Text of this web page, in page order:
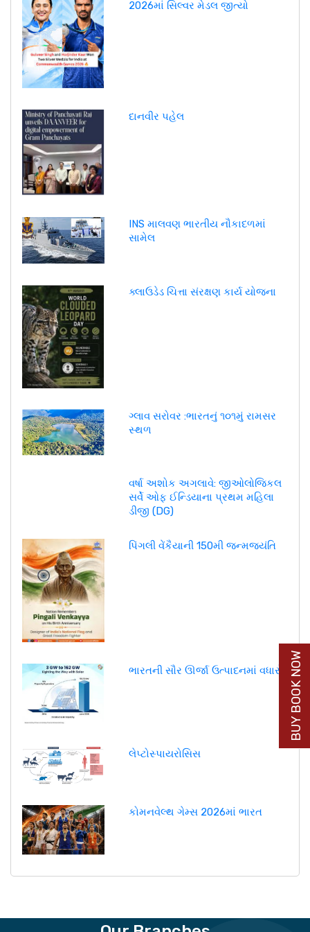
2026માં સિલ્વર મેડલ જીત્યો
દાનવીર પહેલ
INS માલવણ ભારતીય નૌકાદળમાં
સામેલ
ક્લાઉડેડ ચિત્તા સંરક્ષણ કાર્ય યોજના
ગ્લાવ સરોવર :ભારતનું ૧૦૧મું રામસર
સ્થળ
વર્ષા અશોક અગલાવે: જીઓલોજિકલ
સર્વે ઓફ ઈન્ડિયાના પ્રથમ મહિલા
ડીજી (DG)
પિંગલી વેંકૈયાની 150મી જન્મજયંતિ
ભારતની સૌર ઊર્જા ઉત્પાદનમાં વધારો
લેપ્ટોસ્પાયરોસિસ
કોમનવેલ્થ ગેમ્સ 2026માં ભારત
BUY BOOK NOW